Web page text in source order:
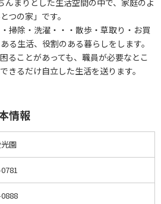
んまりとした生活空間の中で、家庭のよ
つの家」です。
掃除・洗濯・・・散歩・草取り・お買
る生活、役割のある暮らしをします。
ることがあっても、職員が必要なとこ
きるだけ自立した生活を送ります。
情報
園